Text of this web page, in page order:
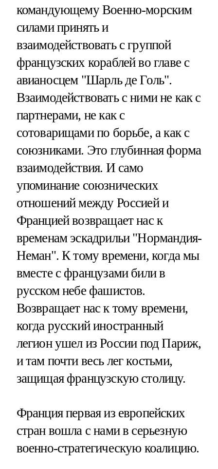
командующему Военно-морским
силами принять и
взаимодействовать с группой
французских кораблей во главе с
авианосцем "Шарль де Голь".
Взаимодействовать с ними не как с
партнерами, не как с
сотоварищами по борьбе, а как с
союзниками. Это глубинная форма
взаимодействия. И само
упоминание союзнических
отношений между Россией и
Францией возвращает нас к
временам эскадрильи "Нормандия-
Неман". К тому времени, когда мы
вместе с французами били в
русском небе фашистов.
Возвращает нас к тому времени,
когда русский иностранный
легион ушел из России под Париж,
и там почти весь лег костьми,
защищая французскую столицу.
Франция первая из европейских
стран вошла с нами в серьезную
военно-стратегическую коалицию.